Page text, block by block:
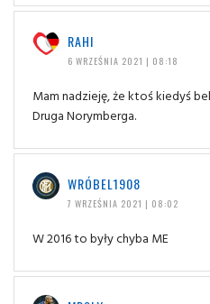
RAHI
6 WRZEŚNIA 2021 | 08:18
Mam nadzieję, że ktoś kiedyś
Druga Norymberga.
WRÓBEL1908
7 WRZEŚNIA 2021 | 08:02
W 2016 to były chyba ME